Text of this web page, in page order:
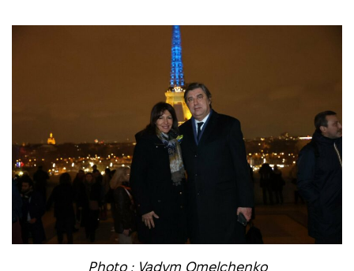
Photo : Vadym Omelchenko